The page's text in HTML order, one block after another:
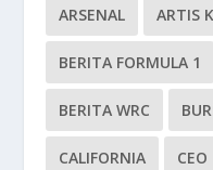
ARSENAL ARTIS
BERITA FORMULA 1
BERITA WRC
CALIFORNIA CEO